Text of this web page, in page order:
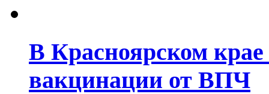
В Красноярском
вакцинации от ВПЧ